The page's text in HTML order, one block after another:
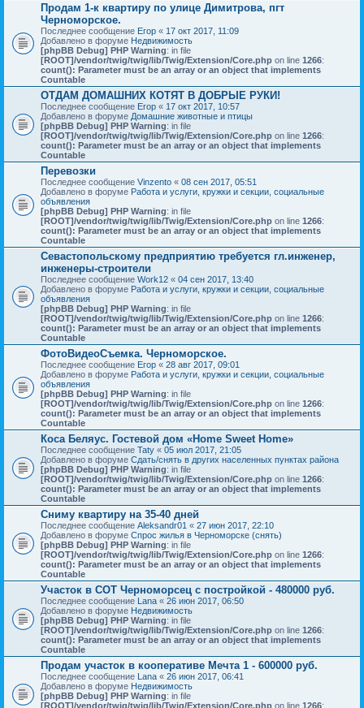
Продам 1-к квартиру по улице Димитрова, пгт
Черноморское.
Последнее сообщение Егор « 17 окт 2017, 11:09
Добавлено в форуме Недвижимость
[phpBB Debug] PHP Warning: in file
[ROOT]/vendor/twig/twig/lib/Twig/Extension/Core.php on line 1266:
count(): Parameter must be an array or an object that implements
Countable
ОТДАМ ДОМАШНИХ КОТЯТ В ДОБРЫЕ РУКИ!
Последнее сообщение Егор « 17 окт 2017, 10:57
Добавлено в форуме Домашние животные и птицы
[phpBB Debug] PHP Warning: in file
[ROOT]/vendor/twig/twig/lib/Twig/Extension/Core.php on line 1266:
count(): Parameter must be an array or an object that implements
Countable
Перевозки
Последнее сообщение Vinzento « 08 сен 2017, 05:51
Добавлено в форуме Работа и услуги, кружки и секции, социальные
объявления
[phpBB Debug] PHP Warning: in file
[ROOT]/vendor/twig/twig/lib/Twig/Extension/Core.php on line 1266:
count(): Parameter must be an array or an object that implements
Countable
Севастопольскому предприятию требуется гл.инженер,
инженеры-строители
Последнее сообщение Work12 « 04 сен 2017, 13:40
Добавлено в форуме Работа и услуги, кружки и секции, социальные
объявления
[phpBB Debug] PHP Warning: in file
[ROOT]/vendor/twig/twig/lib/Twig/Extension/Core.php on line 1266:
count(): Parameter must be an array or an object that implements
Countable
ФотоВидеоСъемка. Черноморское.
Последнее сообщение Егор « 28 авг 2017, 09:01
Добавлено в форуме Работа и услуги, кружки и секции, социальные
объявления
[phpBB Debug] PHP Warning: in file
[ROOT]/vendor/twig/twig/lib/Twig/Extension/Core.php on line 1266:
count(): Parameter must be an array or an object that implements
Countable
Коса Беляус. Гостевой дом «Home Sweet Home»
Последнее сообщение Taty « 05 июл 2017, 21:05
Добавлено в форуме Сдать/снять в других населенных пунктах района
[phpBB Debug] PHP Warning: in file
[ROOT]/vendor/twig/twig/lib/Twig/Extension/Core.php on line 1266:
count(): Parameter must be an array or an object that implements
Countable
Сниму квартиру на 35-40 дней
Последнее сообщение Aleksandr01 « 27 июн 2017, 22:10
Добавлено в форуме Спрос жилья в Черноморске (снять)
[phpBB Debug] PHP Warning: in file
[ROOT]/vendor/twig/twig/lib/Twig/Extension/Core.php on line 1266:
count(): Parameter must be an array or an object that implements
Countable
Участок в СОТ Черноморсец с постройкой - 480000 руб.
Последнее сообщение Lana « 26 июн 2017, 06:50
Добавлено в форуме Недвижимость
[phpBB Debug] PHP Warning: in file
[ROOT]/vendor/twig/twig/lib/Twig/Extension/Core.php on line 1266:
count(): Parameter must be an array or an object that implements
Countable
Продам участок в кооперативе Мечта 1 - 600000 руб.
Последнее сообщение Lana « 26 июн 2017, 06:41
Добавлено в форуме Недвижимость
[phpBB Debug] PHP Warning: in file
[ROOT]/vendor/twig/twig/lib/Twig/Extension/Core.php on line 1266: